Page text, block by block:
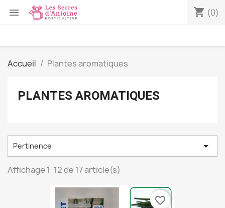
 shopping_cart (0)
Accueil Plantes aromatiques
PLANTES AROMATIQUES
Pertinence 
Affichage 1-12 de 17 article(s)
favorite_border